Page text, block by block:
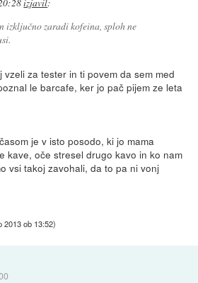
izključno zaradi kofeina, sploh ne
za tester in ti povem da sem med
le barcafe, ker jo pač pijem ze leta
je v isto posodo, ki jo mama
kave, oče stresel drugo kavo in ko nam
vsi takoj zavohali, da to pa ni vonj
2013 ob 13:52)